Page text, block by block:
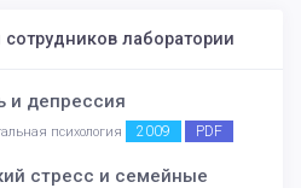
лаборатории
и депрессия
психология 2009 PDF
стресс и семейные